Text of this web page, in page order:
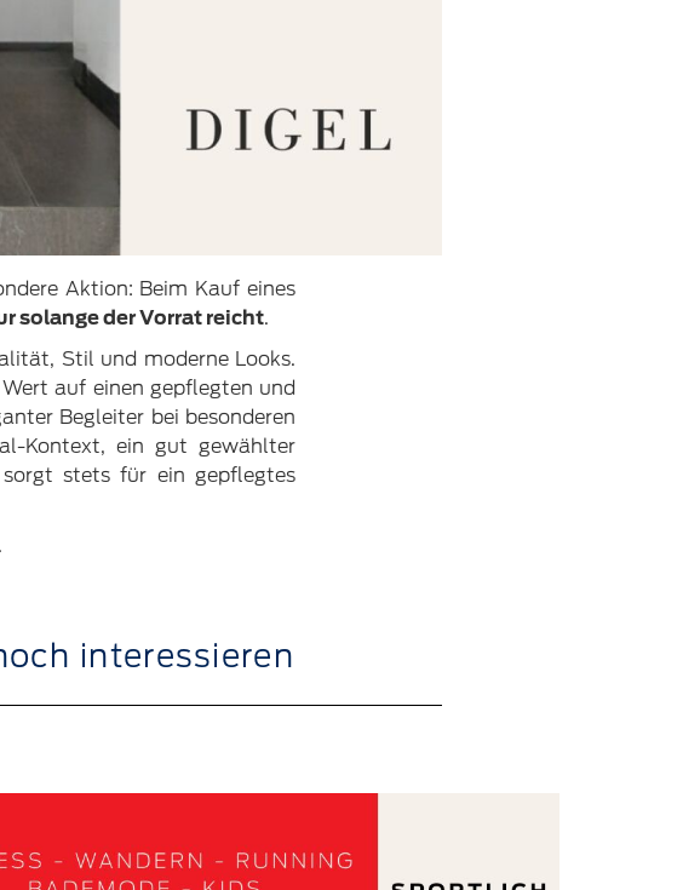
Aktion: Beim Kauf eines
solange der Vorrat reicht.
Stil und moderne Looks.
auf einen gepflegten und
Begleiter bei besonderen
Kontext, ein gut gewählter
stets für ein gepflegtes
interessieren